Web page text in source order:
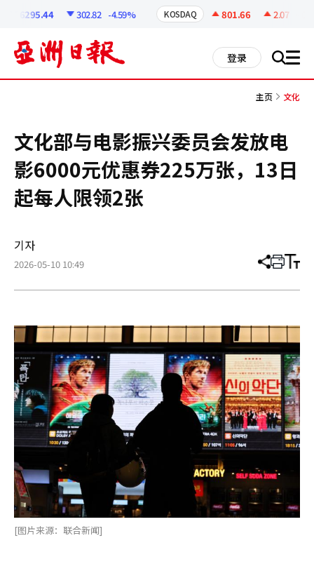
6295.44 302.82 -4.59% KOSDAQ 801.66 2.07
登录 搜 all
主页 文化
文化部与电影振兴委员会发放电
影6000元优惠券225万张，13日
起每人限领2张
기자
2026-05-10 10:49 分
章
打 调
小
[图片来源：联合新闻]